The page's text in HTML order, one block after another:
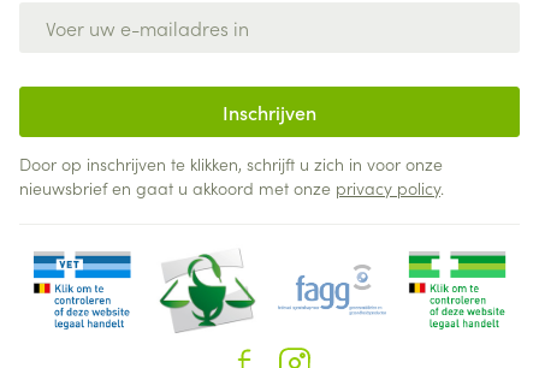
Inschrijven
Door op inschrijven te klikken, schrijft u zich in voor onze
nieuwsbrief en gaat u akkoord met onze privacy policy.